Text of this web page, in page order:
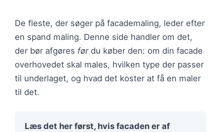
De fleste, der søger på facademaling, leder efter
en spand maling. Denne side handler om det,
der bør afgøres førdu køber den: om din facade
overhovedet skal males, hvilken type der passer
til underlaget, og hvad det koster at få en maler
til det.
Læs det her først, hvis facaden er af